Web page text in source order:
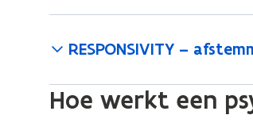
RESPONSIVITY –
Hoe werkt een